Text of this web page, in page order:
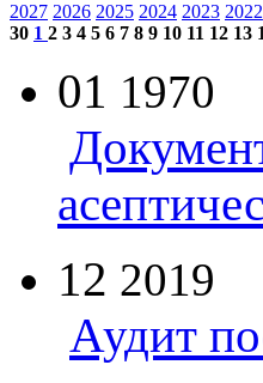
2027 2026 2025 2024 2023 2022
30 1 2 3 4 5 6 7 8 9 10 11 12 13
01 1970
12 2019
Аудит